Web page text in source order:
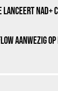
LANCEERT NAD+
AANWEZIG